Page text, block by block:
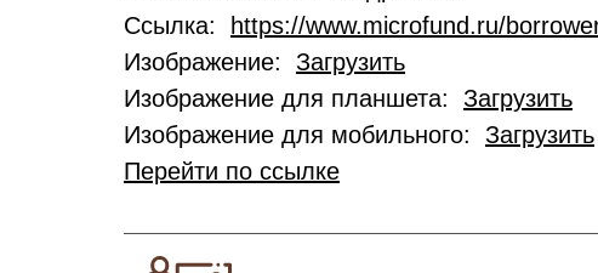
Ссылка:
https://www.microfund.ru/
Изображение: Загрузить
Изображение для планшета: Загрузить
Изображение для мобильного: Загрузить
Перейти по ссылке